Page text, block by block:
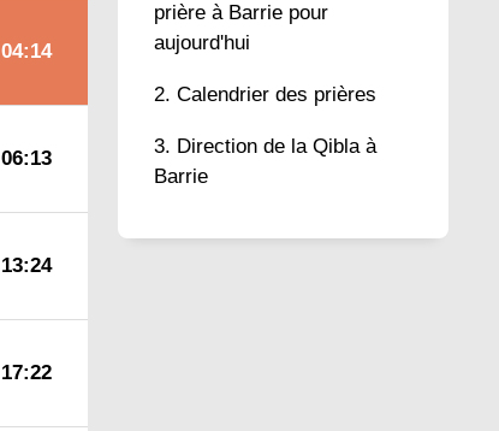
prière à Barrie pour
aujourd'hui
Calendrier des prières
Direction de la Qibla à
Barrie
04:14
06:13
13:24
17:22